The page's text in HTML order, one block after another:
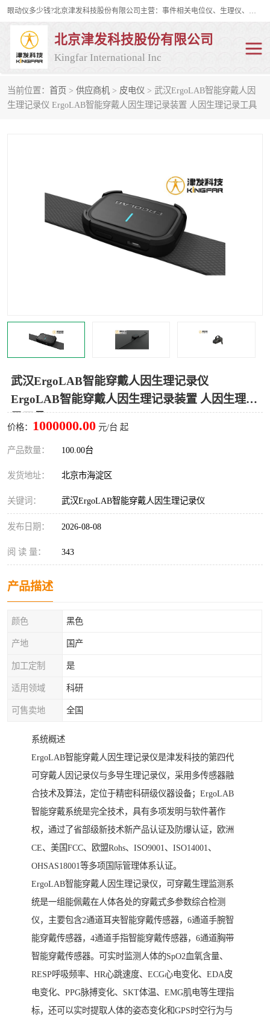
眼动仪多少钱?北京津发科技股份有限公司主营：事件相关电位仪、生理仪、肌电仪、脑电仪、皮电仪、眼动仪；是国家级高新技术企业、科技部认定的科技型中小企业和中关村高新技术企业，具备保密资格，具备自主进出口经营权；自主研发技术、产品与服务荣获多项省部级科学技术奖励、国家发明专利、国家软件著作权和省部级新技术新产品（服务）认证。
北京津发科技股份有限公司
Kingfar International Inc
当前位置： 首页 > 供应商机 > 皮电仪 > 武汉ErgoLAB智能穿戴人因
生理记录仪 ErgoLAB智能穿戴人因生理记录装置 人因生理记录工具
武汉ErgoLAB智能穿戴人因生理记录仪
ErgoLAB智能穿戴人因生理记录装置 人因生理记
价格： 1000000.00 元/台 起
产品数量： 100.00台
发货地址： 北京市海淀区
关键词： 武汉ErgoLAB智能穿戴人因生理记录仪
发布日期： 2026-08-08
阅 读 量： 343
产品描述
颜色 黑色
产地 国产
加工定制 是
适用领域 科研
可售卖地 全国
系统概述
ErgoLAB智能穿戴人因生理记录仪是津发科技的第四代
可穿戴人因记录仪与多导生理记录仪，采用多传感器融
合技术及算法，定位于精密科研级仪器设备；ErgoLAB
智能穿戴系统是完全技术，具有多项发明与软件著作
权，通过了省部级新技术新产品认证及防爆认证，欧洲
CE、美国FCC、欧盟Rohs、ISO9001、ISO14001、
OHSAS18001等多项国际管理体系认证。
ErgoLAB智能穿戴人因生理记录仪，可穿戴生理监测系
统是一组能佩戴在人体各处的穿戴式多参数综合检测
仪，主要包含2通道耳夹智能穿戴传感器，6通道手腕智
能穿戴传感器，4通道手指智能穿戴传感器，6通道胸带
智能穿戴传感器。可实时监测人体的SpO2血氧含量、
RESP呼吸频率、HR心跳速度、ECG心电变化、EDA皮
电变化、PPG脉搏变化、SKT体温、EMG肌电等生理指
标，还可以实时提取人体的姿态变化和GPS时空行为与
皮电仪 脑电仪
行为观察与表情分析 动作捕捉与生物力学
情绪与生理记录 人机交互实验室
神经营销与消费行为实验 车俩与驾驶模拟